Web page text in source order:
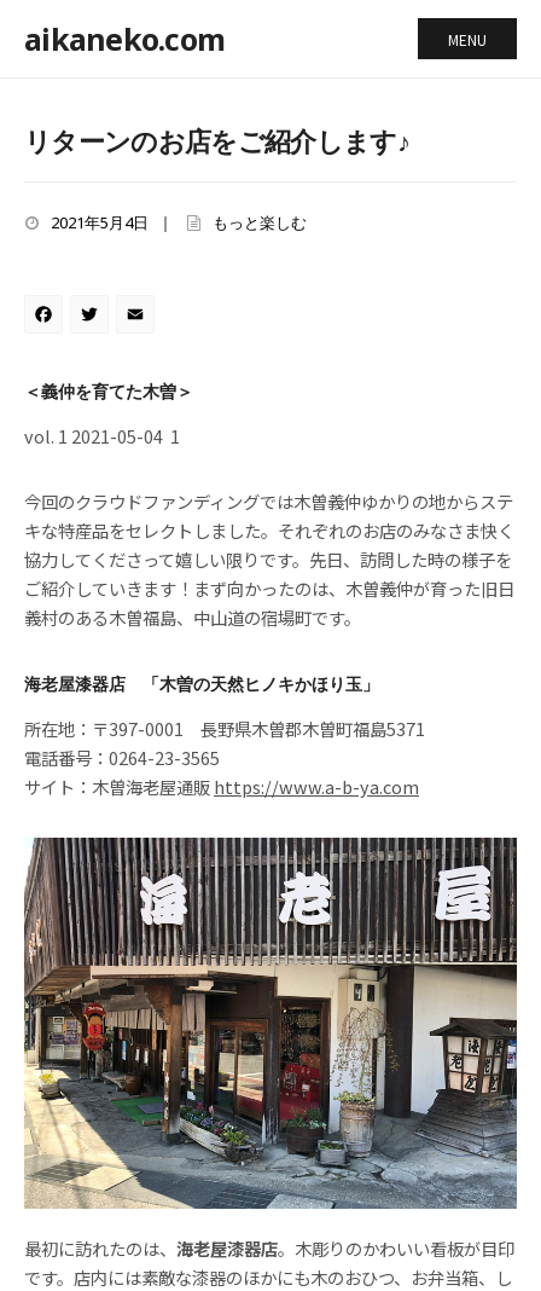
aikaneko.com MENU
リターンのお店をご紹介します♪
2021年5月4日 | もっと楽しむ
Facebook
Twitter
＜義仲を育てた木曽＞
vol. 1 2021-05-04 1
今回のクラウドファンディングでは木曽義仲ゆかりの地からステ
キな特産品をセレクトしました。それぞれのお店のみなさま快く
協力してくださって嬉しい限りです。先日、訪問した時の様子を
ご紹介していきます！まず向かったのは、木曽義仲が育った旧日
義村のある木曽福島、中山道の宿場町です。
海老屋漆器店 「木曽の天然ヒノキかほり玉」
所在地：〒397-0001 長野県木曽郡木曽町福島5371
電話番号：0264-23-3565
サイト：木曽海老屋通販https://www.a-b-ya.com
最初に訪れたのは、 海老屋漆器店。木彫りのかわいい看板が目印
です。店内には素敵な漆器のほかにも木のおひつ、お弁当箱、し